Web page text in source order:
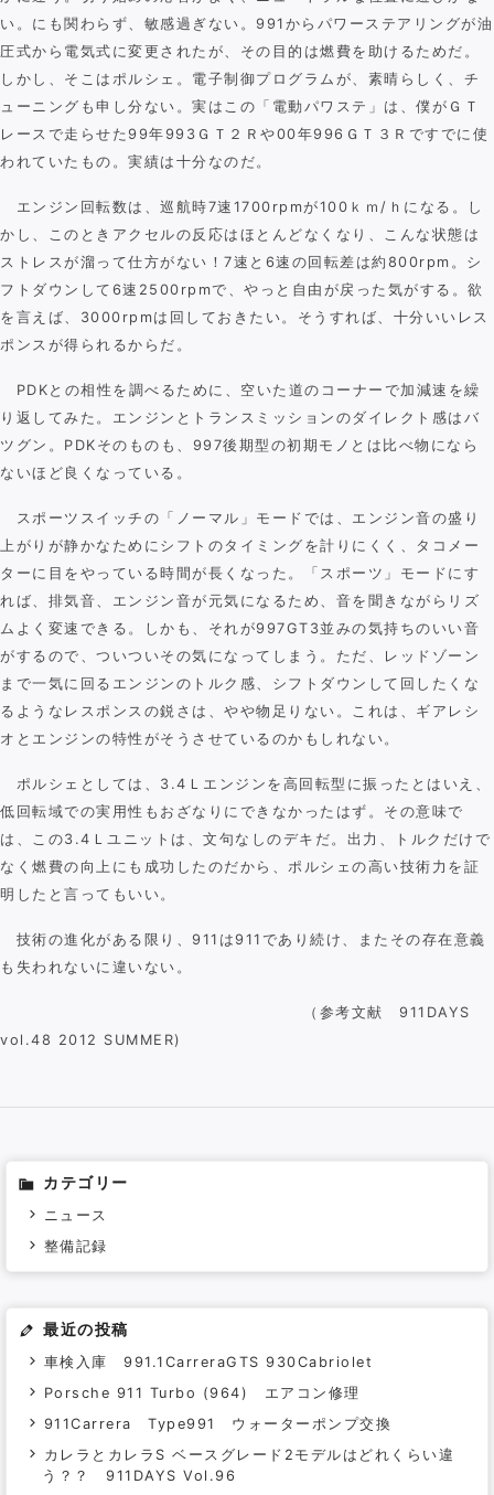
い。にも関わらず、敏感過ぎない。991からパワーステアリングが油
圧式から電気式に変更されたが、その目的は燃費を助けるためだ。
しかし、そこはポルシェ。電子制御プログラムが、素晴らしく、チ
ューニングも申し分ない。実はこの「電動パワステ」は、僕がＧＴ
レースで走らせた99年993ＧＴ２Ｒや00年996ＧＴ３Ｒですでに使
われていたもの。実績は十分なのだ。
エンジン回転数は、巡航時7速1700rpmが100ｋｍ/ｈになる。し
かし、このときアクセルの反応はほとんどなくなり、こんな状態は
ストレスが溜って仕方がない！7速と6速の回転差は約800rpm。シ
フトダウンして6速2500rpmで、やっと自由が戻った気がする。欲
を言えば、3000rpmは回しておきたい。そうすれば、十分いいレス
ポンスが得られるからだ。
PDKとの相性を調べるために、空いた道のコーナーで加減速を繰
り返してみた。エンジンとトランスミッションのダイレクト感はバ
ツグン。PDKそのものも、997後期型の初期モノとは比べ物になら
ないほど良くなっている。
スポーツスイッチの「ノーマル」モードでは、エンジン音の盛り
上がりが静かなためにシフトのタイミングを計りにくく、タコメー
ターに目をやっている時間が長くなった。「スポーツ」モードにす
れば、排気音、エンジン音が元気になるため、音を聞きながらリズ
ムよく変速できる。しかも、それが997GT3並みの気持ちのいい音
がするので、ついついその気になってしまう。ただ、レッドゾーン
まで一気に回るエンジンのトルク感、シフトダウンして回したくな
るようなレスポンスの鋭さは、やや物足りない。これは、ギアレシ
オとエンジンの特性がそうさせているのかもしれない。
ポルシェとしては、3.4Ｌエンジンを高回転型に振ったとはいえ、
低回転域での実用性もおざなりにできなかったはず。その意味で
は、この3.4Ｌユニットは、文句なしのデキだ。出力、トルクだけで
なく燃費の向上にも成功したのだから、ポルシェの高い技術力を証
明したと言ってもいい。
技術の進化がある限り、911は911であり続け、またその存在意義
も失われないに違いない。
（参考文献 911DAYS
vol.48 2012 SUMMER)
カテゴリー
ニュース
整備記録
最近の投稿
車検入庫 991.1CarreraGTS 930Cabriolet
Porsche 911 Turbo (964) エアコン修理
911Carrera Type991 ウォーターポンプ交換
カレラとカレラS ベースグレード2モデルはどれくらい違
う？？ 911DAYS Vol.96